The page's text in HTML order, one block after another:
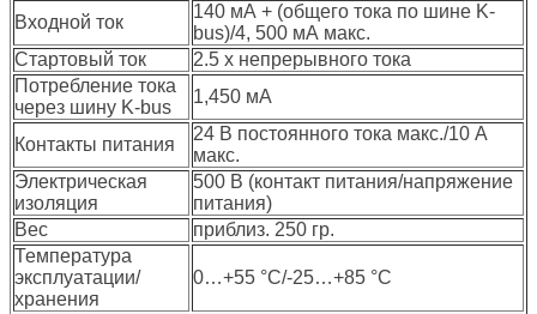
Входной ток
140 мА + (общего тока по шине K-
bus)/4, 500 мА макс.
Стартовый ток
2.5 x непрерывного тока
Потребление тока
через шину K-bus
1,450 мА
Контакты питания
24 В постоянного тока макс./10 A
макс.
Электрическая
изоляция
500 В (контакт питания/напряжение
питания)
Вес
приблиз. 250 гр.
Температура
эксплуатации/
хранения
0…+55 °C/-25…+85 °C